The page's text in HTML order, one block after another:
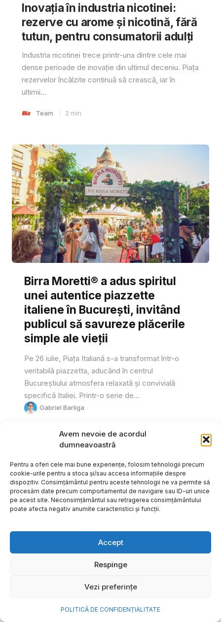
Avem nevoie de acordul
dumneavoastră
Pentru a oferi cele mai bune experiențe, folosim tehnologii precum
cookie-urile pentru a stoca și/sau accesa informațiile despre
dispozitiv. Consimțământul pentru aceste tehnologii ne va permite să
procesăm date precum comportamentul de navigare sau ID-uri unice
pe acest site. Neconsimțământul sau retragerea consimțământului
poate afecta negativ anumite caracteristici și funcții.
Accept
Respinge
Vezi preferințe
POLITICĂ DE CONFIDENȚIALITATE
Inovația în industria nicotinei:
rezerve cu arome și nicotină, fără
tutun, pentru consumatorii adulți
Industria nicotinei trece printr-una dintre cele mai
dense perioade de inovație din ultimul deceniu. Piața
rezervelor încălzite continuă să crească, iar în
ultimii...
Team 2 min
Birra Moretti® a adus spiritul
unei autentice piazzette
italiene în București, invitând
publicul să savureze plăcerile
simple ale vieții
Pe 26 iulie, Piața Italiană s-a transformat într-o
veritabilă piazzetta, aducând în centrul
Bucureștiului atmosfera relaxată și convivială
specifică Italiei. Printr-o serie de...
Gabriel Barliga
frumoase amintiri ale verii într-
o bijuterie Pandora pe care o